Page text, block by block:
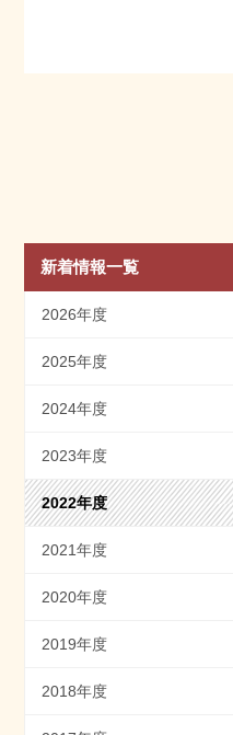
新着情報一覧
2026年度
2025年度
2024年度
2023年度
2022年度
2021年度
2020年度
2019年度
2018年度